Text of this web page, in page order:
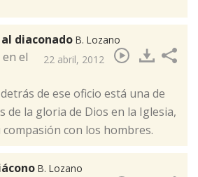
diaconado B. Lozano
22 abril, 2012
el
de ese oficio está una de
de la gloria de Dios en la Iglesia,
con los hombres.
B. Lozano